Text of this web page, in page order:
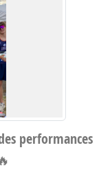
performances